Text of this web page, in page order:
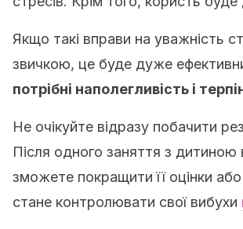
Якщо такі вправи на уважність
звичкою, це буде дуже
потрібні наполегливість і
Не очікуйте відразу побачити
Після одного заняття з дитиною
зможете покращити її оцінки
стане контролювати свої вибухи